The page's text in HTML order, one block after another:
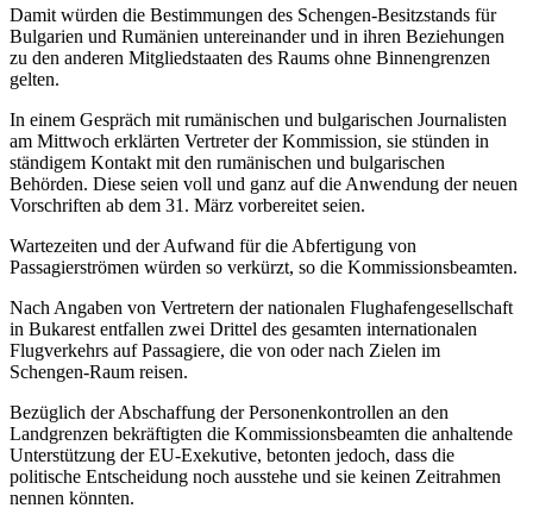
Damit würden die Bestimmungen des Schengen-Besitzstands für
Bulgarien und Rumänien untereinander und in ihren Beziehungen
zu den anderen Mitgliedstaaten des Raums ohne Binnengrenzen
gelten.
In einem Gespräch mit rumänischen und bulgarischen Journalisten
am Mittwoch erklärten Vertreter der Kommission, sie stünden in
ständigem Kontakt mit den rumänischen und bulgarischen
Behörden. Diese seien voll und ganz auf die Anwendung der neuen
Vorschriften ab dem 31. März vorbereitet seien.
Wartezeiten und der Aufwand für die Abfertigung von
Passagierströmen würden so verkürzt, so die Kommissionsbeamten.
Nach Angaben von Vertretern der nationalen Flughafengesellschaft
in Bukarest entfallen zwei Drittel des gesamten internationalen
Flugverkehrs auf Passagiere, die von oder nach Zielen im
Schengen-Raum reisen.
Bezüglich der Abschaffung der Personenkontrollen an den
Landgrenzen bekräftigten die Kommissionsbeamten die anhaltende
Unterstützung der EU-Exekutive, betonten jedoch, dass die
politische Entscheidung noch ausstehe und sie keinen Zeitrahmen
nennen könnten.